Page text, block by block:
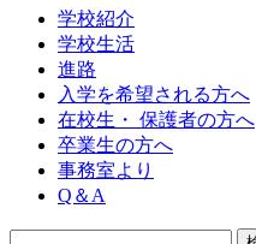
学校紹介
学校生活
進路
入学を希望される方へ
在校生・ 保護者の方へ
卒業生の方へ
事務室より
Q＆A